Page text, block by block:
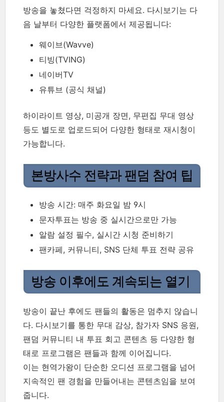
방송을 놓쳤다면 걱정하지 마세요. 다시보기는 다
음 날부터 다양한 플랫폼에서 제공됩니다:
웨이브(Wavve)
티빙(TVING)
네이버TV
유튜브 (공식 채널)
하이라이트 영상, 미공개 장면, 무편집 무대 영상
등도 별도로 업로드되어 다양한 형태로 재시청이
가능합니다.
본방사수 전략과 팬덤 참여 팁
방송 시간: 매주 화요일 밤 9시
문자투표는 방송 중 실시간으로만 가능
알람 설정 필수, 실시간 시청 준비하기
팬카페, 커뮤니티, SNS 단체 투표 전략 공유
방송 이후에도 계속되는 열기
방송이 끝난 후에도 팬들의 활동은 멈추지 않습니
다. 다시보기를 통한 무대 감상, 참가자 SNS 응원,
팬덤 커뮤니티 내 투표 회고 콘텐츠 등 다양한 형
태로 프로그램은 팬들과 함께 이어집니다.
이는 현역가왕이 단순한 오디션 프로그램을 넘어
지속적인 팬 경험을 만들어내는 콘텐츠임을 보여
줍니다.